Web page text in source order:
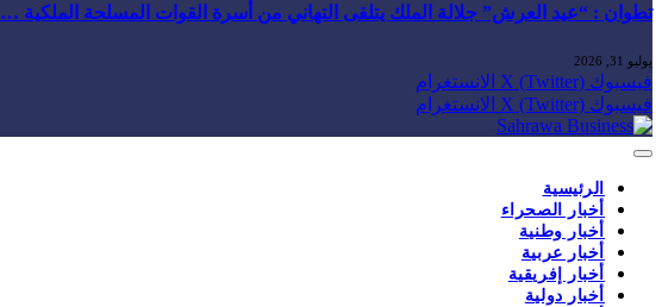
تطوان : “عيد العرش” جلالة الملك يتلقى التهاني من أسرة القوات المسلحة الملكية …
يوليو 31, 2026
فيسبوك X (Twitter) الانستغرام
فيسبوك X (Twitter) الانستغرام
الرئيسية
أخبار الصحراء
أخبار وطنية
أخبار عربية
أخبار إفريقية
أخبار دولية